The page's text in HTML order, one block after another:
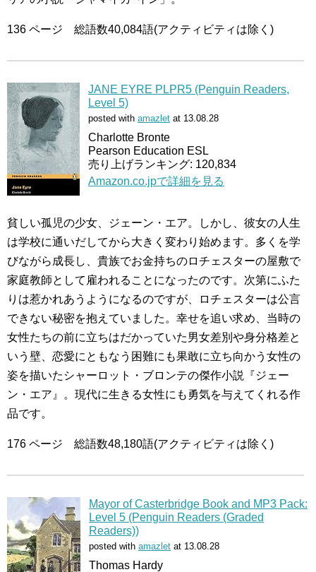
136 ページ 総語数40,084語(アクティビティは除く)
JANE EYRE PLPR5 (Penguin Readers,
Level 5)
posted with amazlet at 13.08.28
Charlotte Bronte
Pearson Education ESL
売り上げランキング: 120,834
Amazon.co.jpで詳細を見る
貧しい孤児の少女、ジェーン・エア。しかし、彼女の人生
は学校に通いだしてから大きく変わり始めます。多くを学
びながら成長し、貴族でお金持ちのロチェスターの屋敷で
家庭教師として雇われることになったのです。次第にふた
りは惹かれあうようになるのですが、ロチェスターは公言
できない秘密を抱えていました。幸せを追い求め、当時の
女性たちの前に立ちはだかっていた男女差別や身分格差と
いう壁、恋愛にともなう困難にも果敢に立ち向かう女性の
姿を描いたシャーロット・ブロンテの傑作小説『ジェー
ン・エア』。現代に生きる女性にも勇気を与えてくれる作
品です。
176 ページ 総語数48,180語(アクティビティは除く)
Mayor of Casterbridge Book and MP3 Pack:
Level 5 (Penguin Readers (Graded
Readers))
posted with amazlet at 13.08.28
Thomas Hardy